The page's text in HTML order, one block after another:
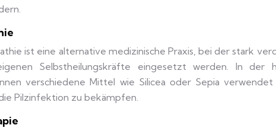
ist eine alternative medizinische Praxis, bei der stark
Selbstheilungskräfte eingesetzt werden. In der
verschiedene Mittel wie Silicea oder Sepia
Pilzinfektion zu bekämpfen.